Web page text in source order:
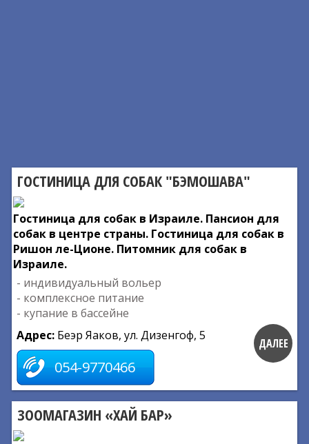
ГОСТИНИЦА ДЛЯ СОБАК "БЭМОШАВА"
Гостиница для собак в Израиле. Пансион для
собак в центре страны. Гостиница для собак в
Ришон ле-Ционе. Питомник для собак в
Израиле.
- индивидуальный вольер
- комплексное питание
- купание в бассейне
Адрес: Беэр Яаков, ул. Дизенгоф, 5
054-9770466
ДАЛЕЕ
ЗООМАГАЗИН «ХАЙ БАР»